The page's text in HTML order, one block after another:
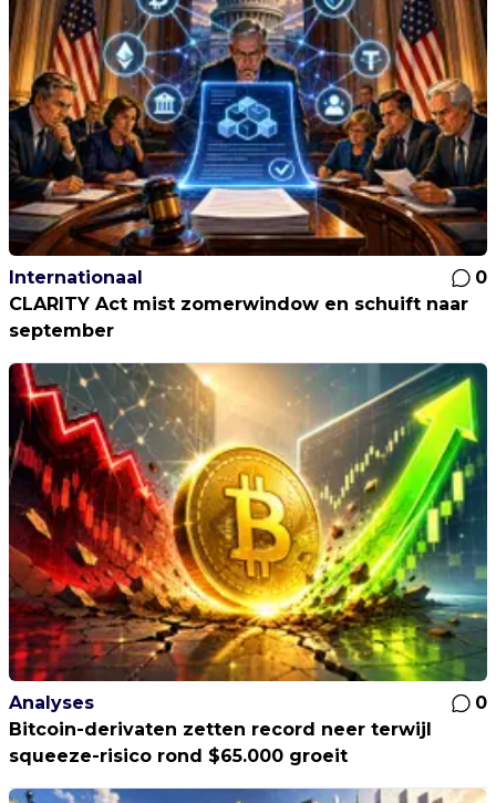
Internationaal
0
CLARITY Act mist zomerwindow en schuift naar
september
Analyses
0
Bitcoin-derivaten zetten record neer terwijl
squeeze-risico rond $65.000 groeit